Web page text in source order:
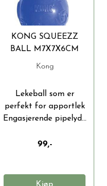
KONG SQUEEZZ
BALL M7X7X6CM
Kong
Lekeball som er
perfekt for apportlek
Engasjerende pipelyd...
99,-